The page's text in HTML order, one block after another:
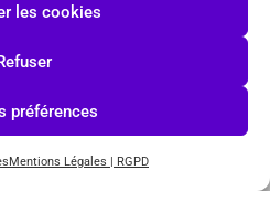
les cookies
préférences
Mentions Légales | RGPD
duRGPD.